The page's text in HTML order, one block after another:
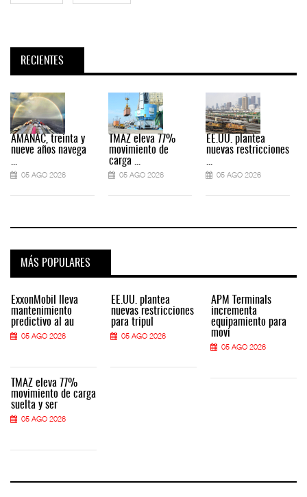
RECIENTES
AMANAC, treinta y
nueve años navega
05 AGO 2026
TMAZ eleva 77%
movimiento de
carga ...
05 AGO 2026
EE.UU. plantea
nuevas restricciones
05 AGO 2026
MÁS POPULARES
ExxonMobil lleva
mantenimiento
predictivo al au
05 AGO 2026
TMAZ eleva 77%
movimiento de carga
suelta y ser
05 AGO 2026
EE.UU. plantea
nuevas restricciones
para tripul
05 AGO 2026
APM Terminals
incrementa
equipamiento para
movi
05 AGO 2026